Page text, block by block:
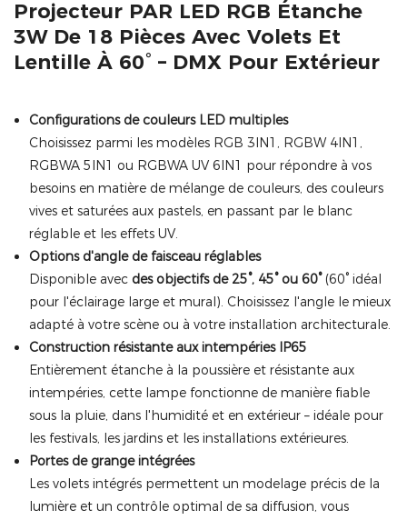
Projecteur PAR LED RGB Étanche
3W De 18 Pièces Avec Volets Et
Lentille À 60° – DMX Pour Extérieur
Configurations de couleurs LED multiples
Choisissez parmi les modèles RGB 3IN1, RGBW 4IN1,
RGBWA 5IN1 ou RGBWA UV 6IN1 pour répondre à vos
besoins en matière de mélange de couleurs, des couleurs
vives et saturées aux pastels, en passant par le blanc
réglable et les effets UV.
Options d'angle de faisceau réglables
Disponible avec des objectifs de 25°, 45° ou 60°(60° idéal
pour l'éclairage large et mural). Choisissez l'angle le mieux
adapté à votre scène ou à votre installation architecturale.
Construction résistante aux intempéries IP65
Entièrement étanche à la poussière et résistante aux
intempéries, cette lampe fonctionne de manière fiable
sous la pluie, dans l'humidité et en extérieur – idéale pour
les festivals, les jardins et les installations extérieures.
Portes de grange intégrées
Les volets intégrés permettent un modelage précis de la
lumière et un contrôle optimal de sa diffusion, vous